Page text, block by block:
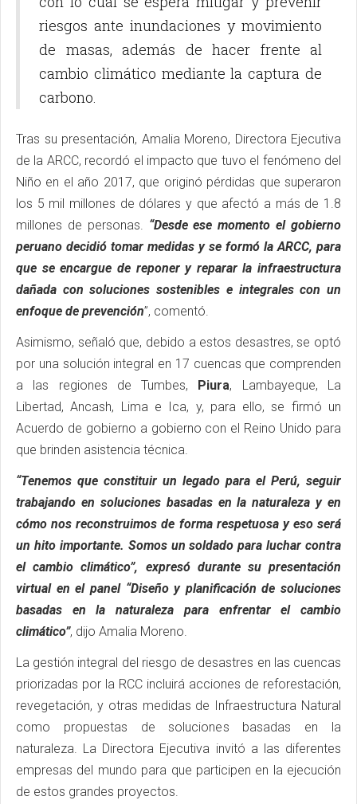
riesgos ante inundaciones y movimiento
de masas, además de hacer frente al
cambio climático mediante la captura de
carbono.
Tras su presentación, Amalia Moreno, Directora Ejecutiva
de la ARCC, recordó el impacto que tuvo el fenómeno del
Niño en el año 2017, que originó pérdidas que superaron
los 5 mil millones de dólares y que afectó a más de 1.8
millones de personas. “Desde ese momento el gobierno
peruano decidió tomar medidas y se formó la ARCC, para
que se encargue de reponer y reparar la infraestructura
dañada con soluciones sostenibles e integrales con un
enfoque de prevención”, comentó.
Asimismo, señaló que, debido a estos desastres, se optó
por una solución integral en 17 cuencas que comprenden
a las regiones de Tumbes, Piura, Lambayeque, La
Libertad, Ancash, Lima e Ica, y, para ello, se firmó un
Acuerdo de gobierno a gobierno con el Reino Unido para
que brinden asistencia técnica.
“Tenemos que constituir un legado para el Perú, seguir
trabajando en soluciones basadas en la naturaleza y en
cómo nos reconstruimos de forma respetuosa y eso será
un hito importante. Somos un soldado para luchar contra
el cambio climático”, expresó durante su presentación
virtual en el panel “Diseño y planificación de soluciones
basadas en la naturaleza para enfrentar el cambio
climático”, dijo Amalia Moreno.
La gestión integral del riesgo de desastres en las cuencas
priorizadas por la RCC incluirá acciones de reforestación,
revegetación, y otras medidas de Infraestructura Natural
como propuestas de soluciones basadas en la
naturaleza. La Directora Ejecutiva invitó a las diferentes
empresas del mundo para que participen en la ejecución
de estos grandes proyectos.